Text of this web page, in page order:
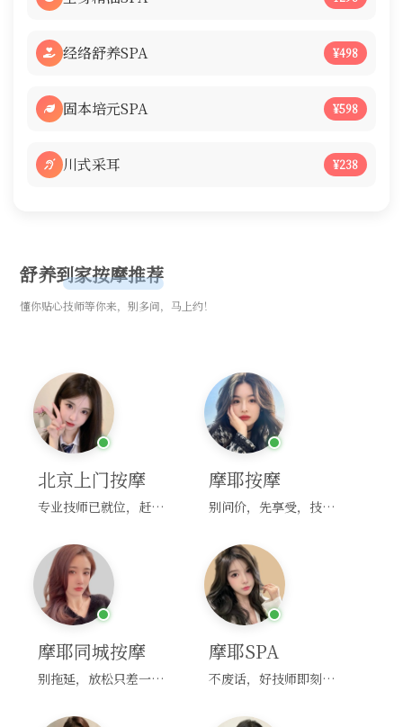
经络舒养SPA ¥498
固本培元SPA ¥598
川式采耳 ¥238
舒养到家按摩推荐
懂你贴心技师等你来，别多问，马上约！
北京上门按摩
专业技师已就位，赶紧下单！
摩耶按摩
别问价，先享受，技师马上到！
摩耶同城按摩
别拖延，放松只差一次点击！
摩耶SPA
不废话，好技师即刻上门，约！